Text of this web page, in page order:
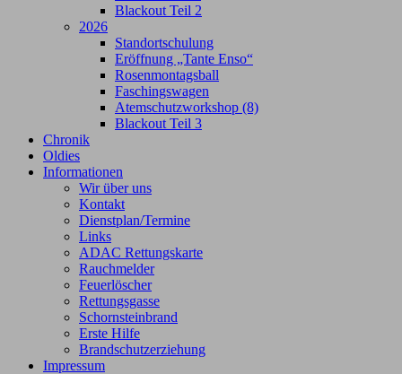
Blackout Teil 2
2026
Standortschulung
Eröffnung „Tante Enso“
Rosenmontagsball
Faschingswagen
Atemschutzworkshop (8)
Blackout Teil 3
Chronik
Oldies
Informationen
Wir über uns
Kontakt
Dienstplan/Termine
Links
ADAC Rettungskarte
Rauchmelder
Feuerlöscher
Rettungsgasse
Schornsteinbrand
Erste Hilfe
Brandschutzerziehung
Impressum